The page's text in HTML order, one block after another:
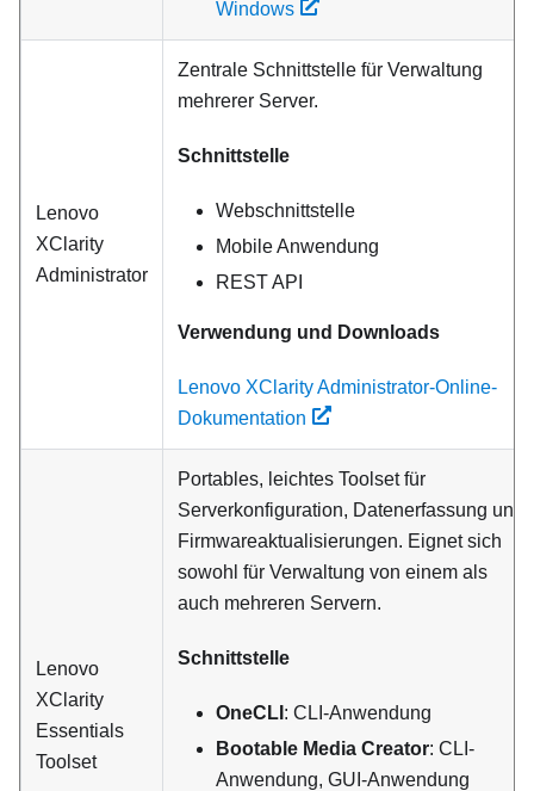
Windows
Lenovo
XClarity
Administrator
Zentrale Schnittstelle für Verwaltung
mehrerer Server.
Schnittstelle
Webschnittstelle
Mobile Anwendung
REST API
Verwendung und Downloads
Lenovo XClarity Administrator-Online-
Dokumentation
Lenovo
XClarity
Essentials
Toolset
Portables, leichtes Toolset für
Serverkonfiguration, Datenerfassung und
Firmwareaktualisierungen. Eignet sich
sowohl für Verwaltung von einem als
auch mehreren Servern.
Schnittstelle
OneCLI : CLI-Anwendung
Bootable Media Creator: CLI-
Anwendung, GUI-Anwendung